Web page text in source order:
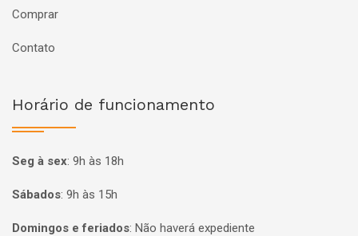
Comprar
Contato
Horário de funcionamento
Seg à sex: 9h às 18h
Sábados: 9h às 15h
Domingos e feriados: Não haverá expediente